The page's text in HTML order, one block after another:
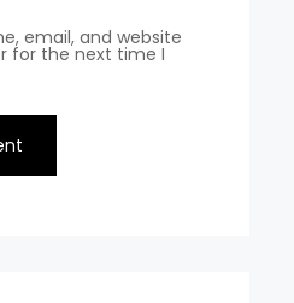
email, and website
for the next time I